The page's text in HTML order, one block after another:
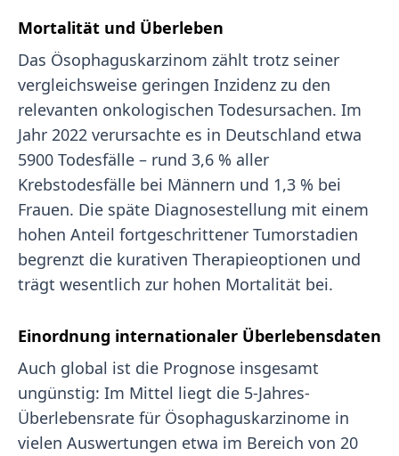
Mortalität und Überleben
Das Ösophaguskarzinom zählt trotz seiner
vergleichsweise geringen Inzidenz zu den
relevanten onkologischen Todesursachen. Im
Jahr 2022 verursachte es in Deutschland etwa
5900 Todesfälle – rund 3,6 % aller
Krebstodesfälle bei Männern und 1,3 % bei
Frauen. Die späte Diagnosestellung mit einem
hohen Anteil fortgeschrittener Tumorstadien
begrenzt die kurativen Therapieoptionen und
trägt wesentlich zur hohen Mortalität bei.
Einordnung internationaler Überlebensdaten
Auch global ist die Prognose insgesamt
ungünstig: Im Mittel liegt die 5-Jahres-
Überlebensrate für Ösophaguskarzinome in
vielen Auswertungen etwa im Bereich von 20